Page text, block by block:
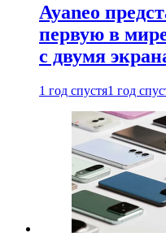
Ayaneo
первую в
с двумя
1 год спустя1 год